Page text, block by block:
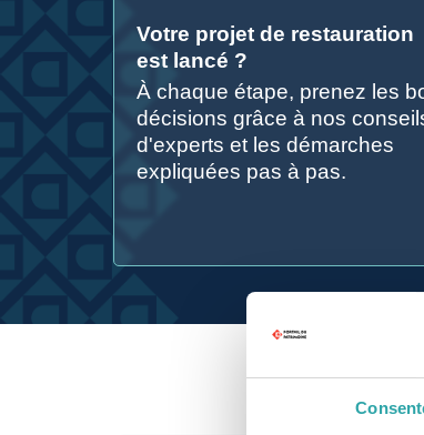
Votre projet de restauration
est lancé ?
À chaque étape, prenez les
décisions grâce à nos
d'experts et les démarches
expliquées pas à pas.